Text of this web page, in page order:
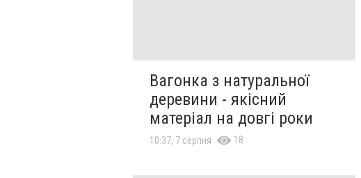
Вагонка з натуральної
деревини - якісний
матеріал на довгі роки
10:37, 7 серпня 18